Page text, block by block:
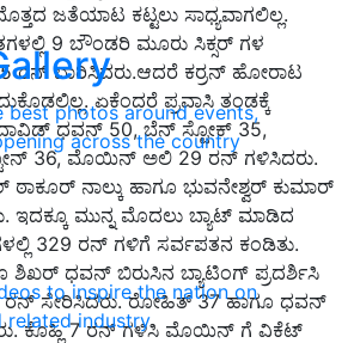
best photos around events,
across the country
to inspire the nation on
related industry
ಜತೆಯಾಟ ಕಟ್ಟಲು ಸಾಧ್ಯವಾಗಲಿಲ್ಲ.
9 ಬೌಂಡರಿ ಮೂರು ಸಿಕ್ಸರ್ ಗಳ
ರನ್ ಬಾರಿಸಿದರು.‌ಆದರೆ ಕರ್ರನ್ ಹೋರಾಟ
ಏಕೆಂದರೆ ಪ್ರವಾಸಿ ತಂಡಕ್ಕೆ
ದಾವಿಡ್ ಧವನ್ 50, ಬೆನ್ ಸ್ಟೋಕ್ 35,
36, ಮೊಯಿನ್ ಅಲಿ 29 ರನ್ ಗಳಿಸಿದರು.
ನಾಲ್ಕು ಹಾಗೂ ಭುವನೇಶ್ವರ್ ಕುಮಾರ್
ಮುನ್ನ ಮೊದಲು ಬ್ಯಾಟ್ ಮಾಡಿದ
329 ರನ್ ಗಳಿಗೆ ಸರ್ವಪತನ ಕಂಡಿತು.
ಧವನ್ ಬಿರುಸಿನ ಬ್ಯಾಟಿಂಗ್ ಪ್ರದರ್ಶಿಸಿ
ಸೇರಿಸಿದರು. ರೋಹಿತ್ 37 ಹಾಗೂ ಧವನ್
ಕೊಹ್ಲಿ 7 ರನ್ ಗಳಿಸಿ ಮೊಯಿನ್ ಗೆ ವಿಕೆಟ್